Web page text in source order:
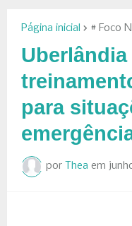
Página inicial # Foco
para
por Thea em